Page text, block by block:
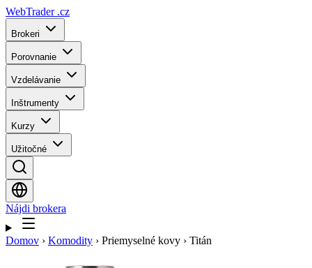
WebTrader .cz
Brokeri
Porovnanie
Vzdelávanie
Inštrumenty
Kurzy
Užitočné
Nájdi brokera
Domov › Komodity › Priemyselné kovy › Titán